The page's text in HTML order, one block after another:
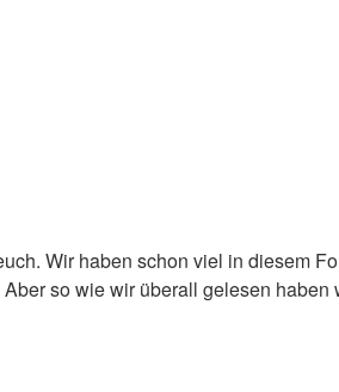
Wir haben schon viel in diesem
so wie wir überall gelesen haben